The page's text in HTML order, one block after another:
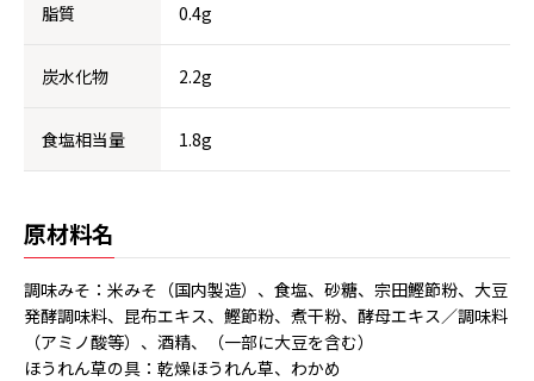
脂質 0.4g
炭水化物 2.2g
食塩相当量 1.8g
原材料名
調味みそ：米みそ（国内製造）、食塩、砂糖、宗田鰹節粉、大豆
発酵調味料、昆布エキス、鰹節粉、煮干粉、酵母エキス／調味料
（アミノ酸等）、酒精、（一部に大豆を含む）
ほうれん草の具：乾燥ほうれん草、わかめ